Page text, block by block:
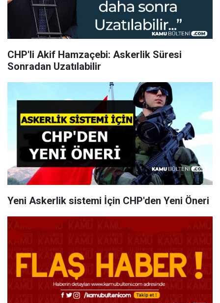
CHP'li Akif Hamzaçebi: Askerlik Süresi
Sonradan Uzatılabilir
Yeni Askerlik sistemi İçin CHP'den Yeni Öneri